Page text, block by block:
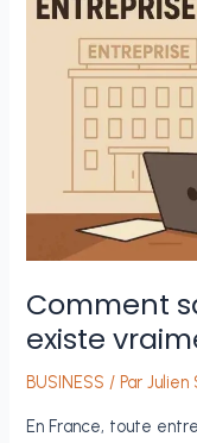
Comment
existe
BUSINESS / ParJulien
En France, toute